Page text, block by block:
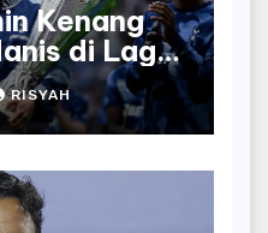
Kenang
di Laga
RISYAH